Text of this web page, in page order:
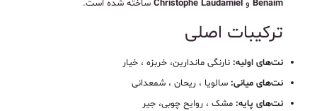
Benaim وChristophe Laudamiel ساخته شده است.
ترکیبات اصلی
نت‌های اولیه: نارنگی ماندارین، خربزه ، خیار
نت‌های میانی: سالویا ، ریحان ، شمعدانی
نت‌های پایه: مشک ، روایح چوبی، جیر